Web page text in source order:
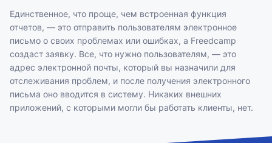
Единственное, что проще, чем встроенная функция
отчетов, — это отправить пользователям электронное
письмо о своих проблемах или ошибках, а Freedcamp
создаст заявку. Все, что нужно пользователям, — это
адрес электронной почты, который вы назначили для
отслеживания проблем, и после получения электронного
письма оно вводится в систему. Никаких внешних
приложений, с которыми могли бы работать клиенты, нет.